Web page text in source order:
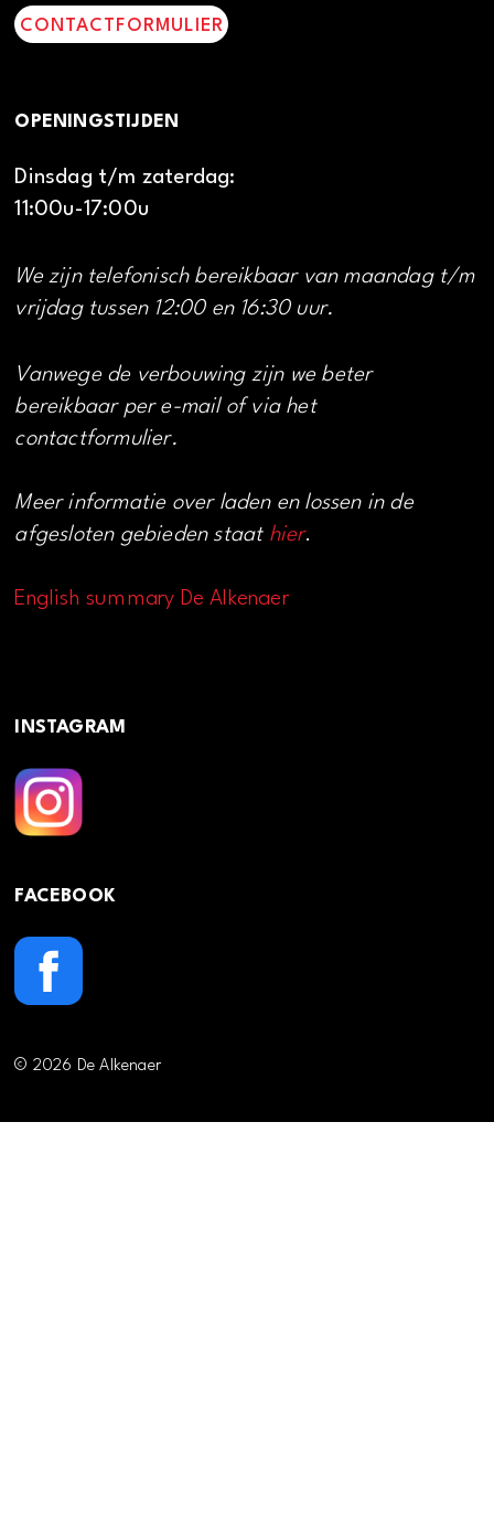
CONTACTFORMULIER
OPENINGSTIJDEN
Dinsdag t/m zaterdag:
11:00u-17:00u
We zijn telefonisch bereikbaar van maandag t/m
vrijdag tussen 12:00 en 16:30 uur.
Vanwege de verbouwing zijn we beter
bereikbaar per e-mail of via het
contactformulier.
Meer informatie over laden en lossen in de
afgesloten gebieden staat hier.
English summary De Alkenaer
INSTAGRAM
FACEBOOK
© 2026 De Alkenaer